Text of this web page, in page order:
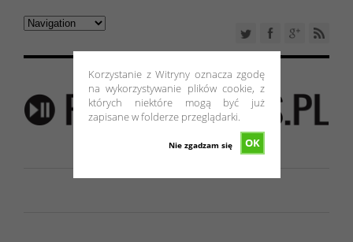
Korzystanie z Witryny oznacza zgodę
na wykorzystywanie plików cookie, z
których niektóre mogą być już
zapisane w folderze przeglądarki.
OK
Nie zgadzam się